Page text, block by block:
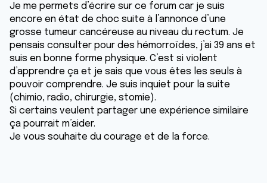
Je me permets d’écrire sur ce forum car je suis
encore en état de choc suite à l’annonce d’une
grosse tumeur cancéreuse au niveau du rectum. Je
pensais consulter pour des hémorroïdes, j’ai 39 ans et
suis en bonne forme physique. C’est si violent
d’apprendre ça et je sais que vous êtes les seuls à
pouvoir comprendre. Je suis inquiet pour la suite
(chimio, radio, chirurgie, stomie).
Si certains veulent partager une expérience similaire
ça pourrait m’aider.
Je vous souhaite du courage et de la force.